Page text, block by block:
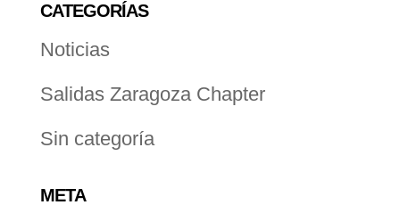
CATEGORÍAS
Noticias
Salidas Zaragoza Chapter
Sin categoría
META